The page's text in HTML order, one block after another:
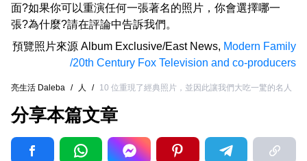
面?如果你可以重演任何一張著名的照片，你會選擇哪一
張?為什麼?請在評論中告訴我們。
預覽照片來源 Album Exclusive/East News, Modern Family
/20th Century Fox Television and co-producers
亮生活 Daleba / 人 / 10 位重現了經典照片，並因此讓我們大吃一驚的名人
分享本篇文章